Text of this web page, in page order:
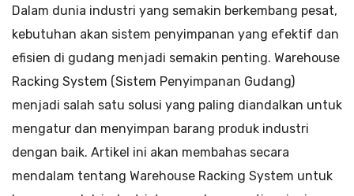
Dalam dunia industri yang semakin berkembang pesat,
kebutuhan akan sistem penyimpanan yang efektif dan
efisien di gudang menjadi semakin penting. Warehouse
Racking System (Sistem Penyimpanan Gudang)
menjadi salah satu solusi yang paling diandalkan untuk
mengatur dan menyimpan barang produk industri
dengan baik. Artikel ini akan membahas secara
mendalam tentang Warehouse Racking System untuk